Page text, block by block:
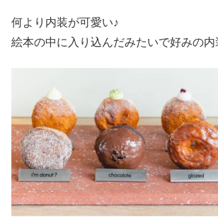
何より内装が可愛い♪
絵本の中に入り込んだみたいで好みの内